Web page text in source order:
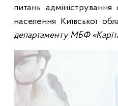
питань адміністрування
населення Київської
департаменту МБФ